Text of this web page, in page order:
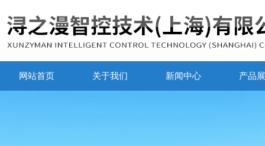
网站首页 关于我们 新闻中心 产品